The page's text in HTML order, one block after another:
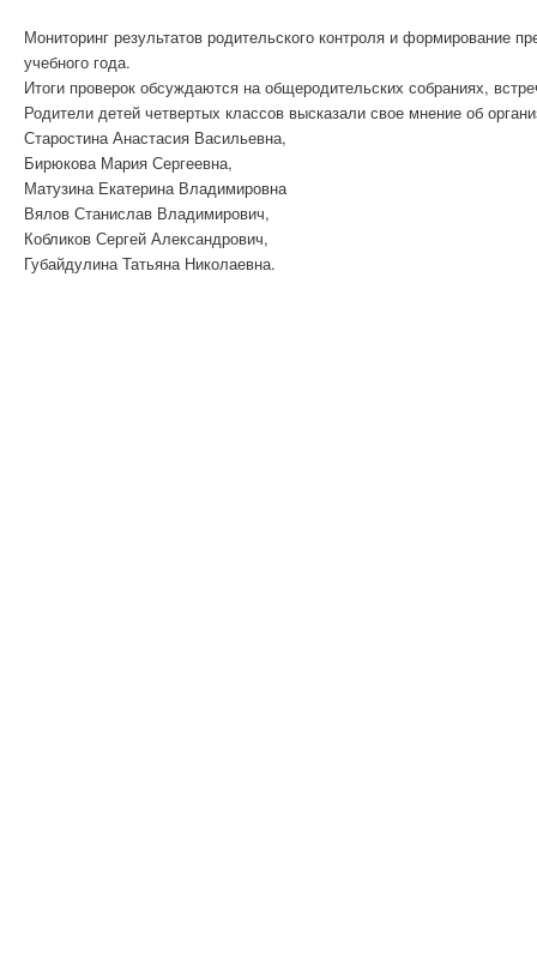
Мониторинг результатов родительского контроля и формирование
учебного года.
Итоги проверок обсуждаются на общеродительских собраниях,
Родители детей четвертых классов высказали свое мнение об
Старостина Анастасия Васильевна,
Бирюкова Мария Сергеевна,
Матузина Екатерина Владимировна
Вялов Станислав Владимирович,
Кобликов Сергей Александрович,
Губайдулина Татьяна Николаевна.